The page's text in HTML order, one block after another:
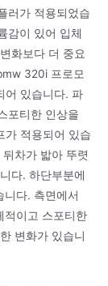
러가 적용되었습
감이 있어 입체
화보다 더 중요
320i 프로모
어 있습니다. 파
포티한 인상을
가 적용되어 있습
차가 밟아 뚜렷
다. 하단부분에
니다. 측면에서
적이고 스포티한
변화가 있습니